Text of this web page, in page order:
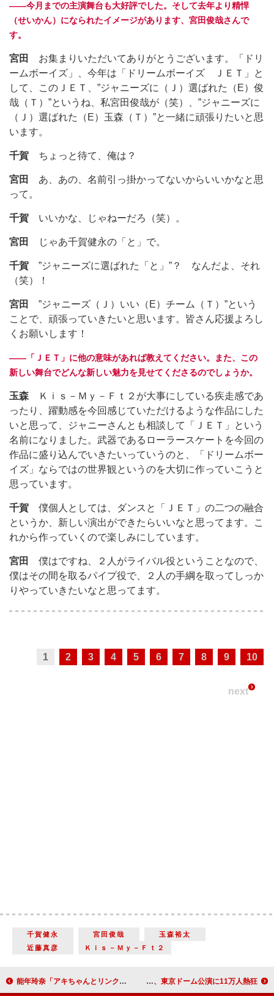
――今月までの主演舞台も大好評でした。そして去年より精悍
（せいかん）になられたイメージがあります、宮田俊哉さんで
す。
宮田
お集まりいただいてありがとうございます。「ドリ
ームボーイズ」、今年は「ドリームボーイズ ＪＥＴ」と
して、このＪＥＴ、”ジャニーズに（Ｊ）選ばれた（E）俊
哉（Ｔ）”というね、私宮田俊哉が（笑）、”ジャニーズに
（Ｊ）選ばれた（E）玉森（Ｔ）”と一緒に頑張りたいと思
います。
千賀 ちょっと待て、俺は？
宮田
あ、あの、名前引っ掛かってないからいいかなと思
って。
千賀 いいかな、じゃねーだろ（笑）。
宮田 じゃあ千賀健永の「と」で。
千賀 ”ジャニーズに選ばれた「と」”？ なんだよ、それ
（笑）！
宮田
”ジャニーズ（Ｊ）いい（E）チーム（Ｔ）”という
ことで、頑張っていきたいと思います。皆さん応援よろし
くお願いします！
――「ＪＥＴ」に他の意味があれば教えてください。また、この
新しい舞台でどんな新しい魅力を見せてくださるのでしょうか。
玉森 Ｋｉｓ－Ｍｙ－Ｆｔ２が大事にしている疾走感であ
ったり、躍動感を今回感じていただけるような作品にした
いと思って、ジャニーさんとも相談して「ＪＥＴ」という
名前になりました。武器であるローラースケートを今回の
作品に盛り込んでいきたいっていうのと、「ドリームボー
イズ」ならではの世界観というのを大切に作っていこうと
思っています。
千賀 僕個人としては、ダンスと「ＪＥＴ」の二つの融合
というか、新しい演出ができたらいいなと思ってます。こ
れから作っていくので楽しみにしています。
宮田
僕はですね、２人がライバル役ということなので、
僕はその間を取るパイプ役で、２人の手綱を取ってしっか
りやっていきたいなと思ってます。
1 2 3 4 5 6 7 8 9 10
next
千賀健永 宮田俊哉
玉森裕太
近藤真彦
Ｋｉｓ－Ｍｙ－Ｆｔ２
能年玲奈「アキちゃんとリンクしてる」 挿入歌「暦の上ではディセンバー」が完成 SUPER JUNIOR、東京ドーム公演に11万人熱狂